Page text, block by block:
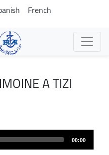
main
French
A TIZI
00:00